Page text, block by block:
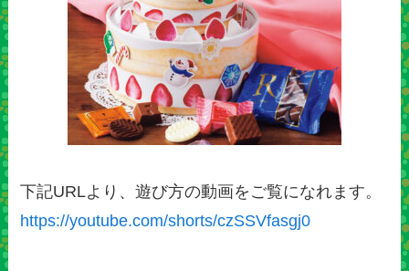
下記URLより、遊び方の動画をご覧になれます。
https://youtube.com/shorts/czSSVfasgj0